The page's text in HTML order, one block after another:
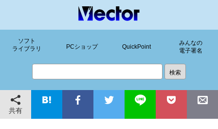
ソフト
ライブラリ
PCショップ QuickPoint
みんなの
電子署名
共有